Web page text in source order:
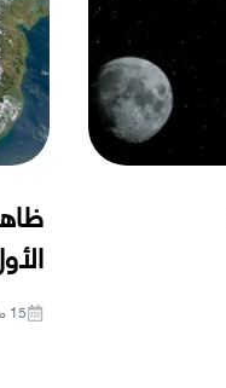
15 مايو ، 2024